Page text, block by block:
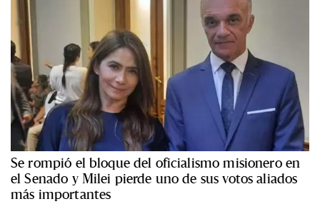
Se rompió el bloque del oficialismo misionero en
el Senado y Milei pierde uno de sus votos aliados
más importantes